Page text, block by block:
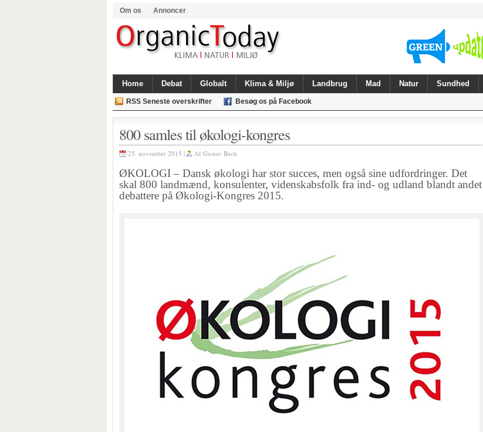
Om os Annoncer
Home Debat Globalt Klima & Miljø Landbrug Mad Natur Sundhed
RSS Seneste overskrifter Besøg os på Facebook
800 samles til økologi-kongres
25. november 2015 | Af Gustav Bech
ØKOLOGI – Dansk økologi har stor succes, men også sine udfordringer. Det
skal 800 landmænd, konsulenter, videnskabsfolk fra ind- og udland blandt andet
debattere på Økologi-Kongres 2015.